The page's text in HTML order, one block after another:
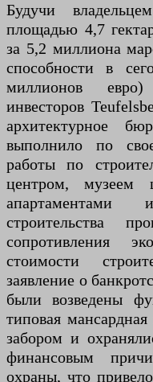
Будучи
площадью 4,7
за 5,2 миллиона
способности в
миллионов евро)
инвесторов
архитектурное
выполнило по
работы по
центром, музеем
строительства
сопротивления
стоимости
заявление о
были возведены
типовая
забором и
финансовым
охраны, что